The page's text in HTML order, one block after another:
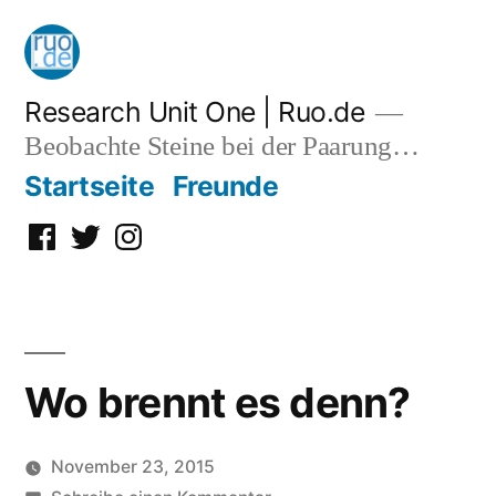
Zum
Inhalt
springen
Research Unit One | Ruo.de
Beobachte Steine bei der Paarung…
Startseite Freunde
Facebook
TwitterInstagram
Wo brennt es denn?
November 23, 2015